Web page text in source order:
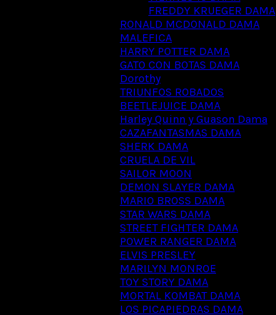
FREDDY KRUEGER DAMA
RONALD MCDONALD DAMA
MALEFICA
HARRY POTTER DAMA
GATO CON BOTAS DAMA
Dorothy
TRIUNFOS ROBADOS
BEETLEJUICE DAMA
Harley Quinn y Guason Dama
CAZAFANTASMAS DAMA
SHERK DAMA
CRUELA DE VIL
SAILOR MOON
DEMON SLAYER DAMA
MARIO BROSS DAMA
STAR WARS DAMA
STREET FIGHTER DAMA
POWER RANGER DAMA
ELVIS PRESLEY
MARILYN MONROE
TOY STORY DAMA
MORTAL KOMBAT DAMA
LOS PICAPIEDRAS DAMA